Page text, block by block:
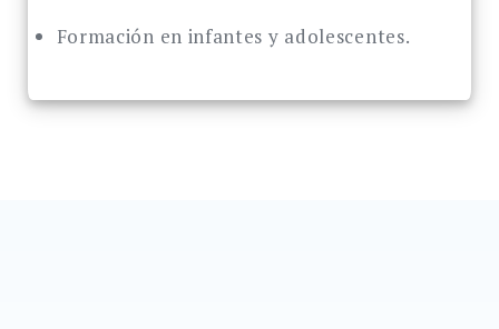
Formación en infantes y adolescentes.